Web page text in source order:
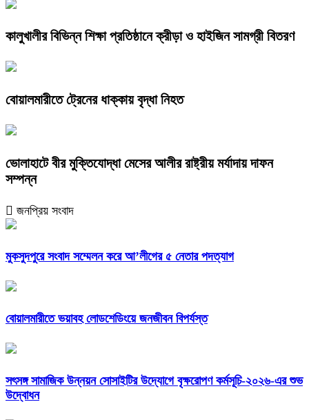
কালুখালীর বিভিন্ন শিক্ষা প্রতিষ্ঠানে ক্রীড়া ও হাইজিন সামগ্রী বিতরণ
বোয়ালমারীতে ট্রেনের ধাক্কায় বৃদ্ধা নিহত
ভোলাহাটে বীর মুক্তিযোদ্ধা মেসের আলীর রাষ্ট্রীয় মর্যাদায় দাফন
সম্পন্ন
জনপ্রিয় সংবাদ
মুকসুদপুরে সংবাদ সম্মেলন করে আ’লীগের ৫ নেতার পদত্যাগ
বোয়ালমারীতে ভয়াবহ লোডশেডিংয়ে জনজীবন বিপর্যস্ত
সৎসঙ্গ সামাজিক উন্নয়ন সোসাইটির উদ্যোগে বৃক্ষরোপণ কর্মসূচি-২০২৬-এর শুভ
উদ্বোধন